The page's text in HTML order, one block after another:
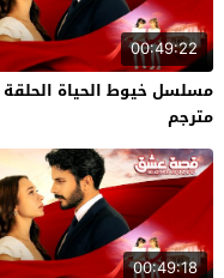
00:49:22
مترجم
00:49:18